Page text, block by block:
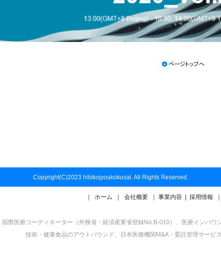
Copyright(C)2023 hibikojyoukokusai. All Rights Reserved.
ホーム 会社概要 事業内容 採用情報
国際医療コーディネーター（外務省・経済産業省登録No.B-010）、医療インバ
技術・健康食品のアウトバウンド、日本医療機関M&A・委託管理サー